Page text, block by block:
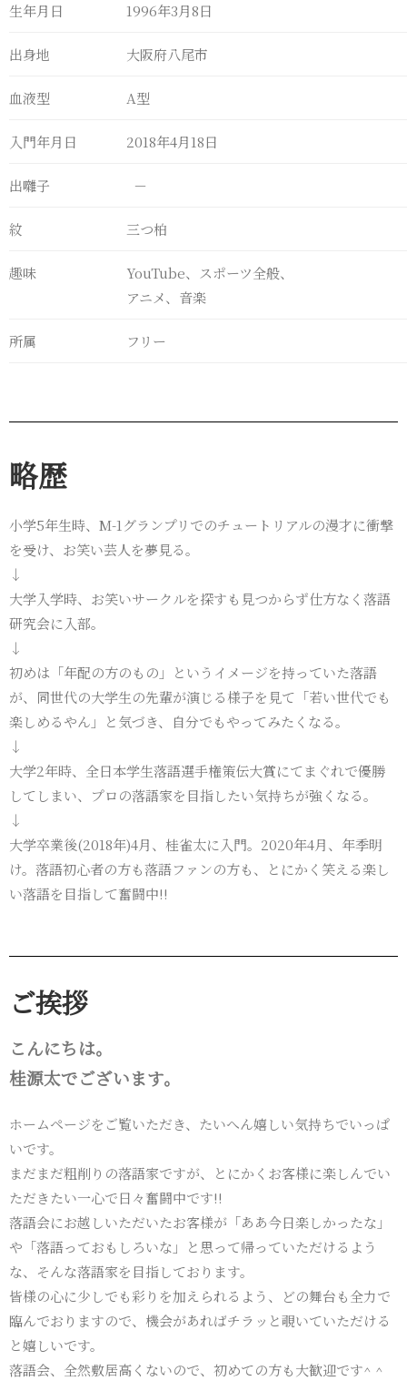
生年月日 1996年3月8日
出身地 大阪府八尾市
血液型 A型
入門年月日 2018年4月18日
出囃子 －
紋 三つ柏
趣味
YouTube、スポーツ全般、
アニメ、音楽
所属 フリー
略歴
小学5年生時、M-1グランプリでのチュートリアルの漫才に衝撃
を受け、お笑い芸人を夢見る。
↓
大学入学時、お笑いサークルを探すも見つからず仕方なく落語
研究会に入部。
↓
初めは「年配の方のもの」というイメージを持っていた落語
が、同世代の大学生の先輩が演じる様子を見て「若い世代でも
楽しめるやん」と気づき、自分でもやってみたくなる。
↓
大学2年時、全日本学生落語選手権策伝大賞にてまぐれで優勝
してしまい、プロの落語家を目指したい気持ちが強くなる。
↓
大学卒業後(2018年)4月、桂雀太に入門。2020年4月、年季明
け。落語初心者の方も落語ファンの方も、とにかく笑える楽し
い落語を目指して奮闘中!!
ご挨拶
こんにちは。
桂源太でございます。
ホームページをご覧いただき、たいへん嬉しい気持ちでいっぱ
いです。
まだまだ粗削りの落語家ですが、とにかくお客様に楽しんでい
ただきたい一心で日々奮闘中です!!
落語会にお越しいただいたお客様が「ああ今日楽しかったな」
や「落語っておもしろいな」と思って帰っていただけるよう
な、そんな落語家を目指しております。
皆様の心に少しでも彩りを加えられるよう、どの舞台も全力で
臨んでおりますので、機会があればチラッと覗いていただける
と嬉しいです。
落語会、全然敷居高くないので、初めての方も大歓迎です^ ^